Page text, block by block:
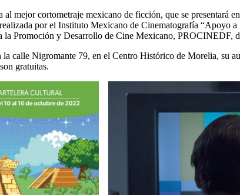
mejor cortometraje mexicano de ficción, que se
por el Instituto Mexicano de Cinematografía “Apoyo
la Promoción y Desarrollo de Cine Mexicano, PROCINEDF,
calle Nigromante 79, en el Centro Histórico de Morelia, su
gratuitas.